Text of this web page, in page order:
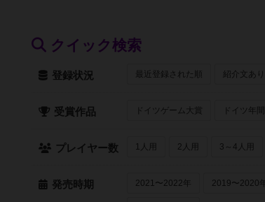
クイック検索
登録状況 最近登録された順 紹介文あり
受賞作品 ドイツゲーム大賞 ドイツ年
プレイヤー数 1人用 2人用 3～4人用
発売時期 2021〜2022年 2019〜2020年